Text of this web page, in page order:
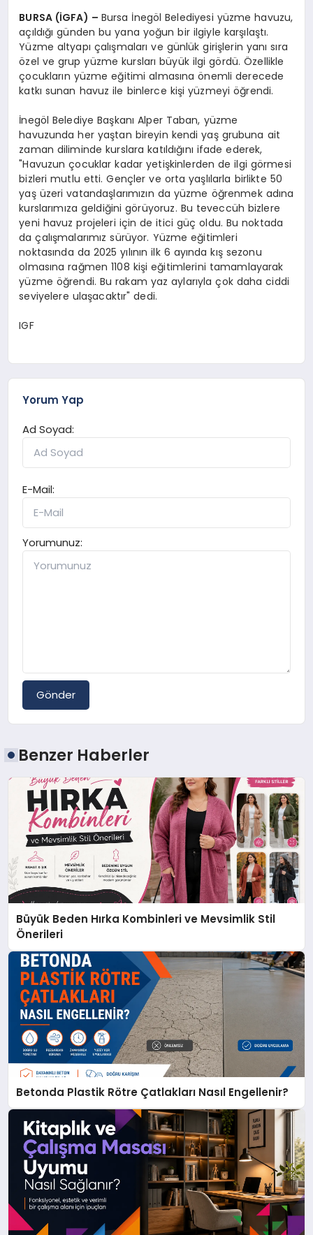
BURSA (İGFA) – Bursa İnegöl Belediyesi yüzme havuzu,
açıldığı günden bu yana yoğun bir ilgiyle karşılaştı.
Yüzme altyapı çalışmaları ve günlük girişlerin yanı sıra
özel ve grup yüzme kursları büyük ilgi gördü. Özellikle
çocukların yüzme eğitimi almasına önemli derecede
katkı sunan havuz ile binlerce kişi yüzmeyi öğrendi.
İnegöl Belediye Başkanı Alper Taban, yüzme
havuzunda her yaştan bireyin kendi yaş grubuna ait
zaman diliminde kurslara katıldığını ifade ederek,
"Havuzun çocuklar kadar yetişkinlerden de ilgi görmesi
bizleri mutlu etti. Gençler ve orta yaşlılarla birlikte 50
yaş üzeri vatandaşlarımızın da yüzme öğrenmek adına
kurslarımıza geldiğini görüyoruz. Bu teveccüh bizlere
yeni havuz projeleri için de itici güç oldu. Bu noktada
da çalışmalarımız sürüyor. Yüzme eğitimleri
noktasında da 2025 yılının ilk 6 ayında kış sezonu
olmasına rağmen 1108 kişi eğitimlerini tamamlayarak
yüzme öğrendi. Bu rakam yaz aylarıyla çok daha ciddi
seviyelere ulaşacaktır" dedi.
IGF
Yorum Yap
Ad Soyad:
E-Mail:
Yorumunuz:
Gönder
Benzer Haberler
Büyük Beden Hırka Kombinleri ve Mevsimlik Stil
Önerileri
Betonda Plastik Rötre Çatlakları Nasıl Engellenir?